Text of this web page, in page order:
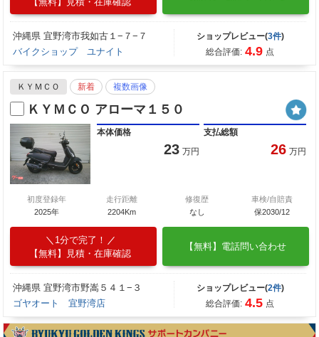
沖縄県 宜野湾市我如古１−７−７
バイクショップ ユナイト
ショップレビュー(3件)
総合評価: 4.9 点
ＫＹＭＣＯ 新着 複数画像
ＫＹＭＣＯ アローマ１５０
本体価格
23 万円
支払総額
26 万円
初度登録年
2025年
走行距離
2204Km
修復歴
なし
車検/自賠責
保2030/12
1分で完了！
【無料】見積・在庫確認
【無料】電話問い合わせ
沖縄県 宜野湾市野嵩５４１−３
ゴヤオート 宜野湾店
ショップレビュー(2件)
総合評価: 4.5 点